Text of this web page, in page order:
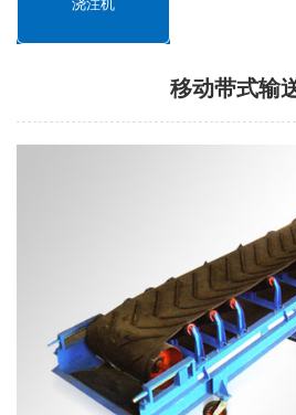
浇注机
移动带式输